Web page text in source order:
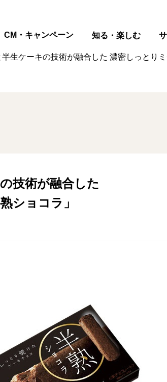
CM・キャンペーン 知る・楽しむ
生ケーキの技術が融合した 濃密しっとり
技術が融合した
ショコラ」